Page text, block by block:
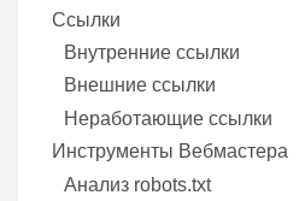
Ссылки
Внутренние ссылки
Внешние ссылки
Неработающие ссылки
Инструменты Вебмастера
Анализ robots.txt